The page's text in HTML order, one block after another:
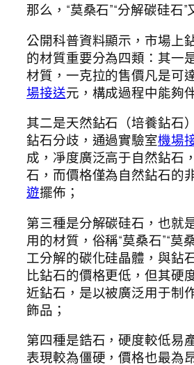
那么，“莫桑石”“分解碳硅石”
公開科普資料顯示，市場上
的材質重要分為四類：其一
材質，一克拉的售價凡是可
場接送元，構成過程中能夠
其二是天然鉆石（培養鉆石
鉆石分歧，通過實驗室機場
成，凈度廣泛高于自然鉆石
石，而價格僅為自然鉆石的
遊擺佈；
第三種是分解碳硅石，也就
用的材質，俗稱“莫桑石”“莫
工分解的碳化硅晶體，與鉆
比鉆石的價格更低，但其硬
近鉆石，是以被廣泛用于制
飾品；
第四種是鋯石，硬度較低易
表現較為僵硬，價格也最為